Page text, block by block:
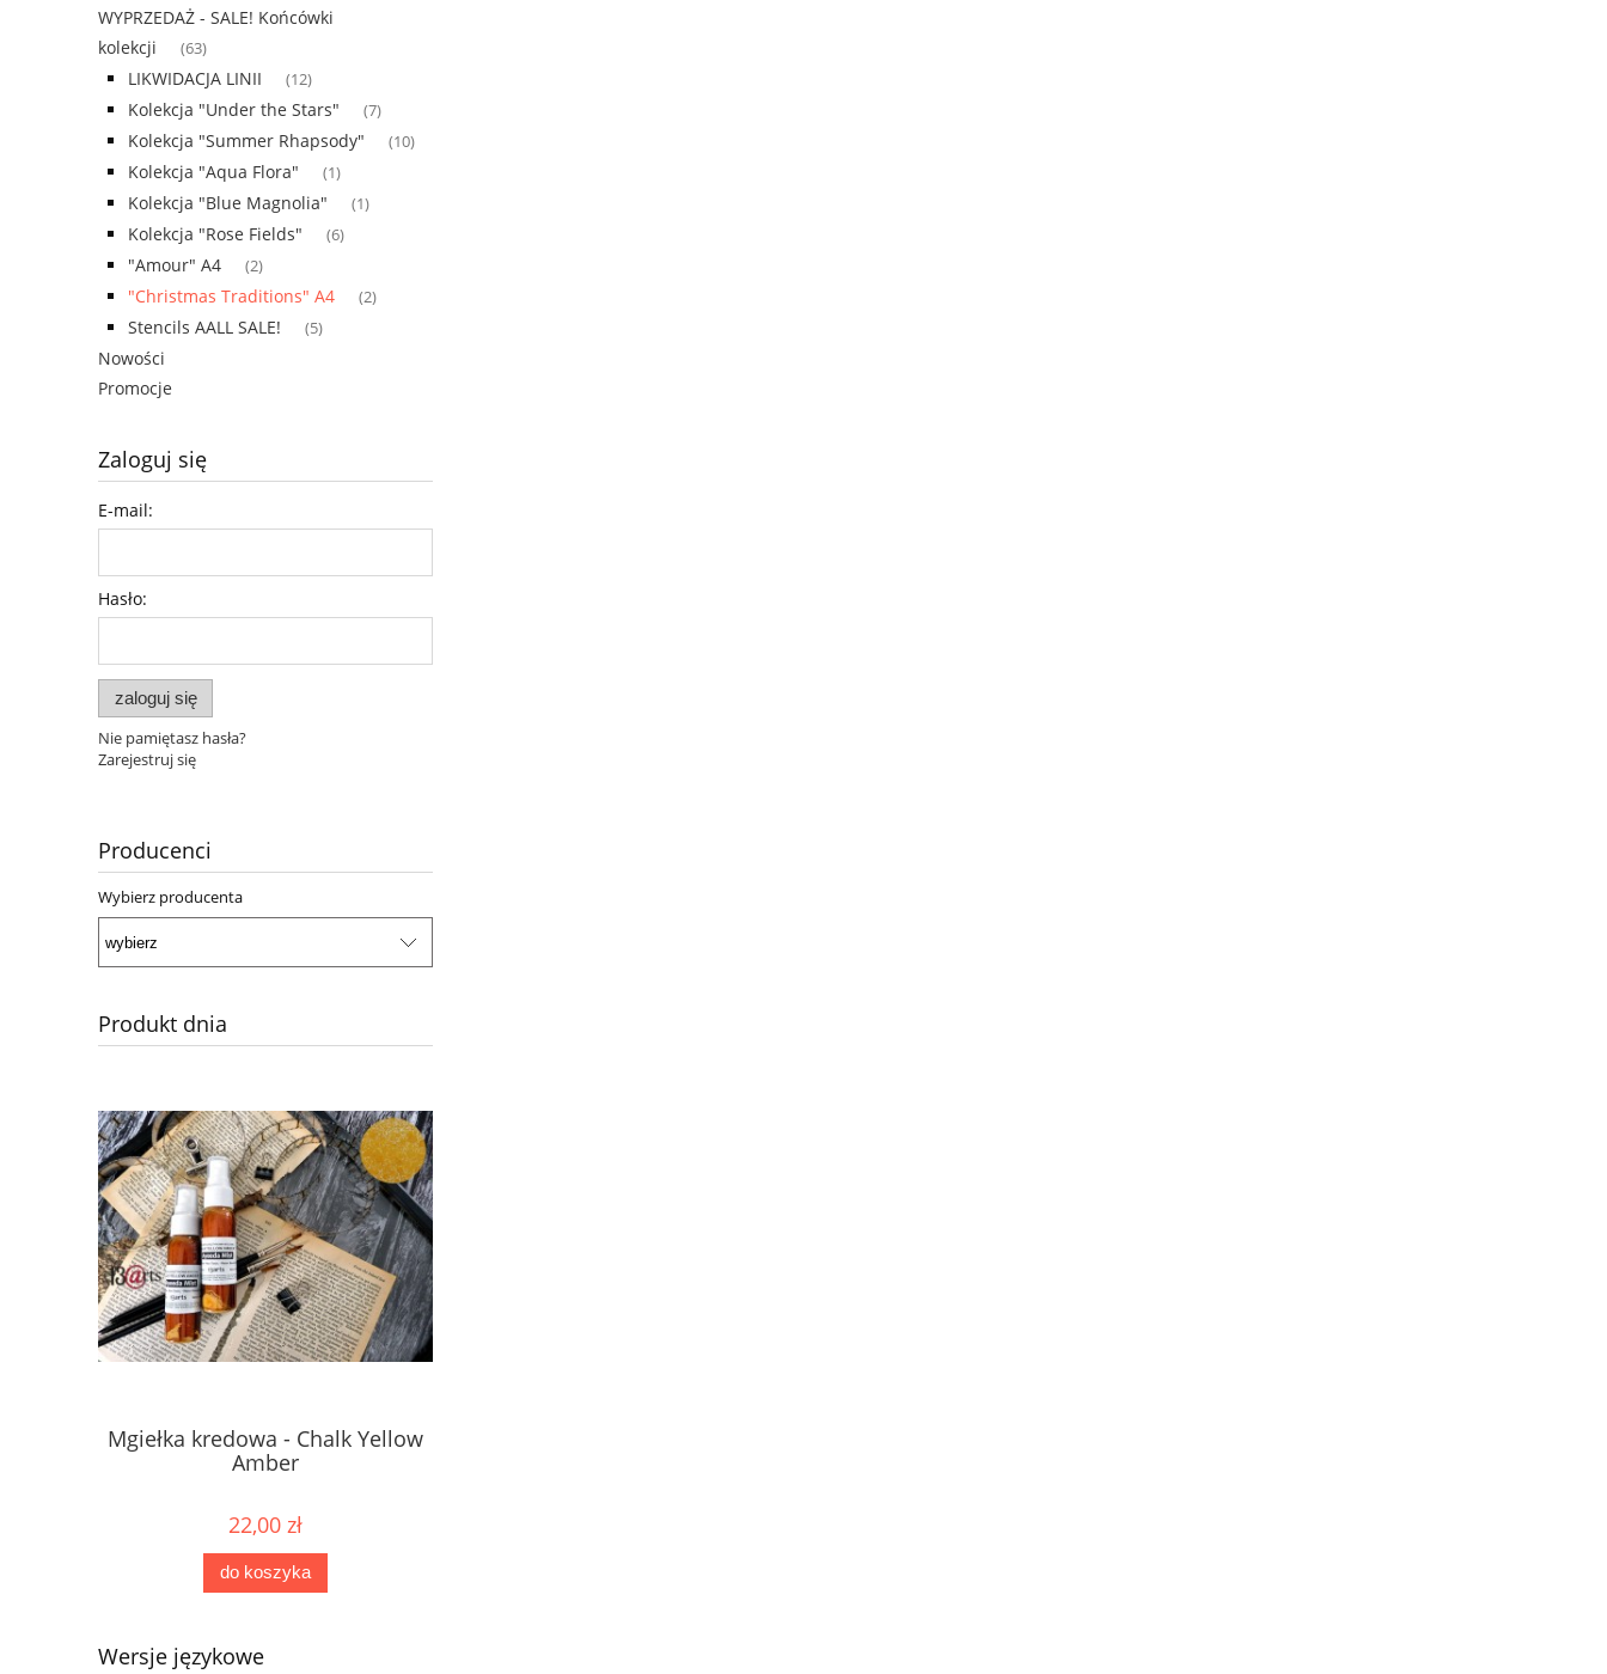
WYPRZEDAŻ - SALE! Końcówki
kolekcji
(63)
LIKWIDACJA LINII (12)
Kolekcja "Under the Stars" (7)
Kolekcja "Summer Rhapsody" (10)
Kolekcja "Aqua Flora" (1)
Kolekcja "Blue Magnolia" (1)
Kolekcja "Rose Fields" (6)
"Amour" A4 (2)
"Christmas Traditions" A4 (2)
Stencils AALL SALE! (5)
Nowości
Promocje
Zaloguj się
E-mail:
Hasło:
zaloguj się
Nie pamiętasz hasła?
Zarejestruj się
Producenci
Wybierz producenta
Produkt dnia
Mgiełka kredowa - Chalk Yellow
Amber
22,00 zł
do koszyka
Wersje językowe